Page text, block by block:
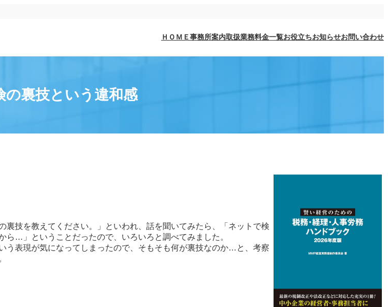
ＨＯＭＥ事務所案内取扱業務料金一覧お役立ちお知らせお問い合わせ
の裏技という違和感
裏技を教えてください。」といわれ、話を聞いてみたら、「ネットで検
ら…」ということだったので、いろいろと調べてみました。
う表現が気になってしまったので、そもそも何が裏技なのか…と、考察